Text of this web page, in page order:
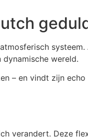
systeem.
wereld.
– en vindt zijn
verandert. Deze